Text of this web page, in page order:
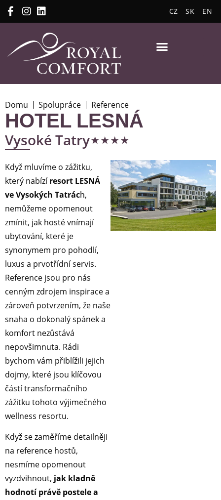
CZ SK EN
Domu Spolupráce Reference
HOTEL LESNÁ
Vysoké Tatry⋆⋆⋆⋆
Když mluvíme o zážitku,
který nabízíresort LESNÁ
ve Vysokých Tatrách,
nemůžeme opomenout
zmínit, jak hosté vnímají
ubytování, které je
synonymem pro pohodlí,
luxus a prvotřídní servis.
Reference jsou pro nás
cenným zdrojem inspirace a
zároveň potvrzením, že naše
snaha o dokonalý spánek a
komfort nezůstává
nepovšimnuta. Rádi
bychom vám přiblížili jejich
dojmy, které jsou klíčovou
částí transformačního
zážitku tohoto výjimečného
wellness resortu.
Když se zaměříme detailněji
na reference hostů,
nesmíme opomenout
vyzdvihnout, jak kladně
hodnotí právě postele a